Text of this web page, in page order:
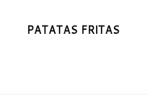
PATATAS FRITAS